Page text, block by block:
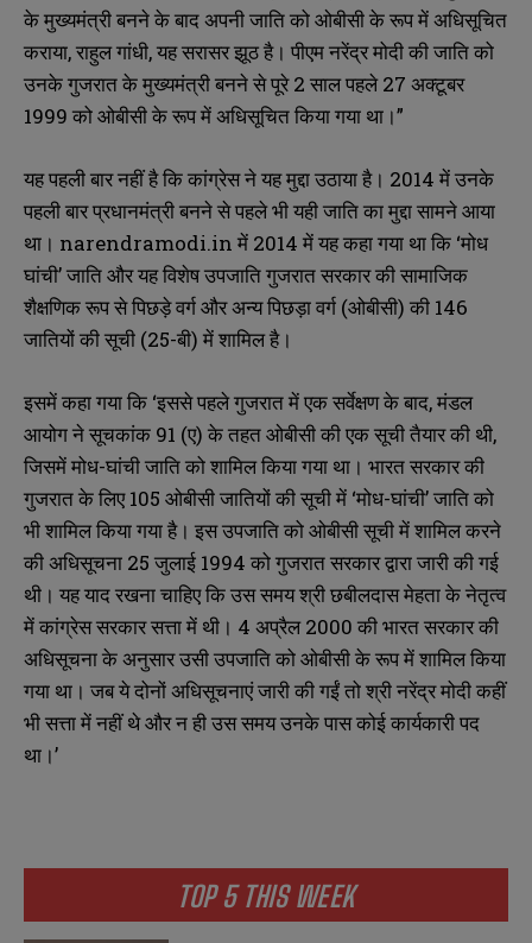
TOP 5 THIS WEEK
के मुख्यमंत्री बनने के बाद अपनी जाति को ओबीसी के रूप में अधिसूचित
कराया, राहुल गांधी, यह सरासर झूठ है। पीएम नरेंद्र मोदी की जाति को
उनके गुजरात के मुख्यमंत्री बनने से पूरे 2 साल पहले 27 अक्टूबर
1999 को ओबीसी के रूप में अधिसूचित किया गया था।”
यह पहली बार नहीं है कि कांग्रेस ने यह मुद्दा उठाया है। 2014 में उनके
पहली बार प्रधानमंत्री बनने से पहले भी यही जाति का मुद्दा सामने आया
था। narendramodi.in में 2014 में यह कहा गया था कि ‘मोध
घांची’ जाति और यह विशेष उपजाति गुजरात सरकार की सामाजिक
शैक्षणिक रूप से पिछड़े वर्ग और अन्य पिछड़ा वर्ग (ओबीसी) की 146
जातियों की सूची (25-बी) में शामिल है।
इसमें कहा गया कि ‘इससे पहले गुजरात में एक सर्वेक्षण के बाद, मंडल
आयोग ने सूचकांक 91 (ए) के तहत ओबीसी की एक सूची तैयार की थी,
जिसमें मोध-घांची जाति को शामिल किया गया था। भारत सरकार की
गुजरात के लिए 105 ओबीसी जातियों की सूची में ‘मोध-घांची’ जाति को
भी शामिल किया गया है। इस उपजाति को ओबीसी सूची में शामिल करने
की अधिसूचना 25 जुलाई 1994 को गुजरात सरकार द्वारा जारी की गई
थी। यह याद रखना चाहिए कि उस समय श्री छबीलदास मेहता के नेतृत्व
में कांग्रेस सरकार सत्ता में थी। 4 अप्रैल 2000 की भारत सरकार की
अधिसूचना के अनुसार उसी उपजाति को ओबीसी के रूप में शामिल किया
गया था। जब ये दोनों अधिसूचनाएं जारी की गईं तो श्री नरेंद्र मोदी कहीं
भी सत्ता में नहीं थे और न ही उस समय उनके पास कोई कार्यकारी पद
था।’